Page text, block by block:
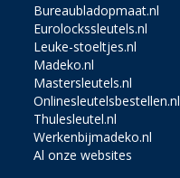
Bureaubladopmaat.nl
Eurolockssleutels.nl
Leuke-stoeltjes.nl
Madeko.nl
Mastersleutels.nl
Onlinesleutelsbestellen.nl
Thulesleutel.nl
Werkenbijmadeko.nl
Al onze websites